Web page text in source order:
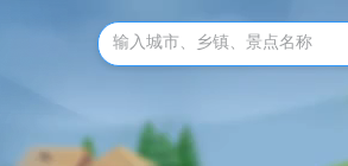
输入城市、乡镇、景点名称